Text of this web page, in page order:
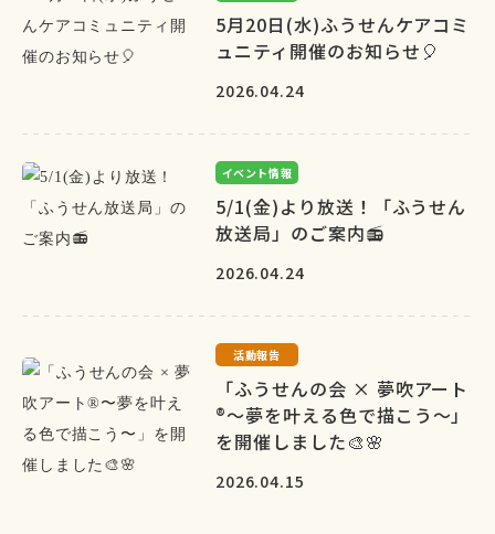
5月20日(水)ふうせんケアコミ
ュニティ開催のお知らせ🎈
2026.04.24
イベント情報
5/1(金)より放送！「ふうせん
放送局」のご案内📻
2026.04.24
活動報告
「ふうせんの会 × 夢吹アート
®〜夢を叶える色で描こう〜」
を開催しました🎨🌸
2026.04.15